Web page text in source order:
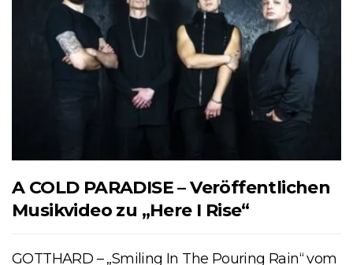
A COLD PARADISE – Veröffentlichen
Musikvideo zu „Here I Rise“
GOTTHARD – „Smiling In The Pouring Rain“ vom